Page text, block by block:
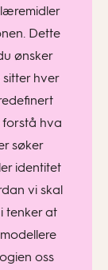
Dette
ønsker
hver
forstå hva
søker
identitet
vi skal
tenker at
oss